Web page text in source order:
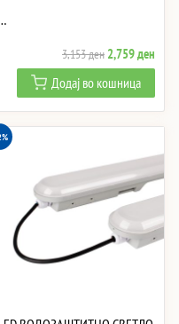
3,153ден Original
price
was:
3,153 ден.
2,759ден
price
Додај во кошница